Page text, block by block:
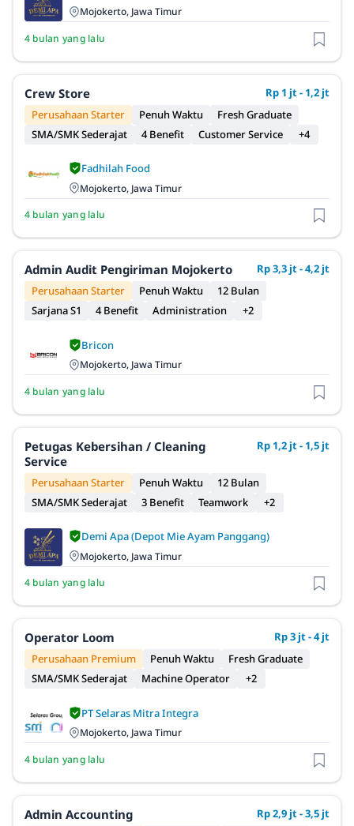
Mojokerto, Jawa Timur
4 bulan yang lalu
Crew Store
Rp 1 jt - 1,2 jt
Perusahaan Starter
Penuh Waktu
Fresh Graduate
SMA/SMK Sederajat
4 Benefit Customer Service +4
Fadhilah Food
Mojokerto, Jawa Timur
4 bulan yang lalu
Admin Audit Pengiriman Mojokerto
Rp 3,3 jt - 4,2 jt
Perusahaan Starter
Penuh Waktu
12 Bulan
Sarjana S1
4 Benefit Administration +2
Bricon
Mojokerto, Jawa Timur
4 bulan yang lalu
Petugas Kebersihan / Cleaning
Service
Rp 1,2 jt - 1,5 jt
Perusahaan Starter Penuh Waktu
12 Bulan
SMA/SMK Sederajat
3 Benefit Teamwork +2
Demi Apa (Depot Mie Ayam Panggang)
Mojokerto, Jawa Timur
4 bulan yang lalu
Operator Loom
Rp 3 jt - 4 jt
Perusahaan Premium
Penuh Waktu
Fresh Graduate
SMA/SMK Sederajat
Machine Operator +2
PT Selaras Mitra Integra
Mojokerto, Jawa Timur
4 bulan yang lalu
Admin Accounting
Rp 2,9 jt - 3,5 jt